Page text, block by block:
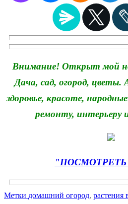
Внимание! Открыт мой
Дача, сад, огород,
здоровье, красоте,
ремонту, интерьеру
Метки домашний огород, растения